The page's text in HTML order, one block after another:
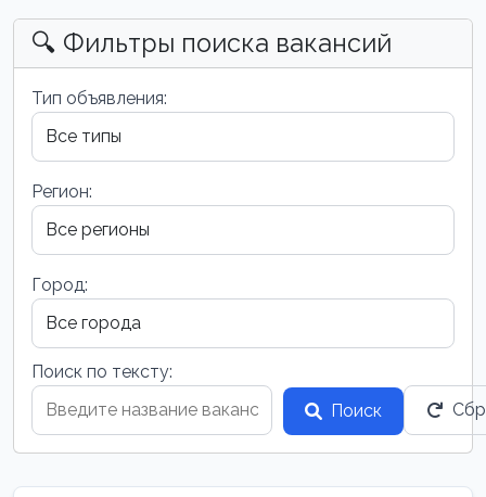
🔍 Фильтры поиска вакансий
Тип объявления:
Регион:
Город:
Поиск по тексту:
Поиск